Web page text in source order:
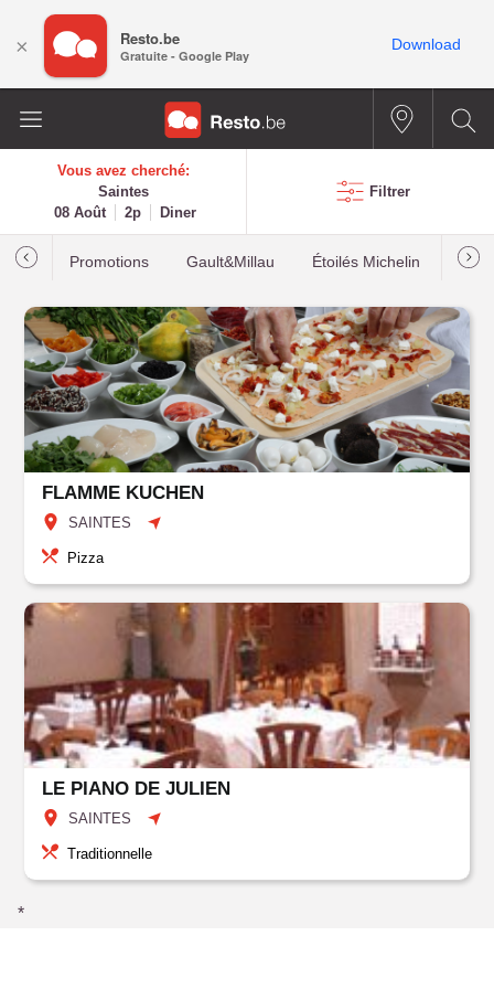
Vous avez cherché:
Saintes
08 Août
2p Diner
Filtrer
Promotions Gault&Millau Étoilés Michelin Les
FLAMME KUCHEN
SAINTES
Pizza
LE PIANO DE JULIEN
SAINTES
Traditionnelle
*
× Resto.be
Gratuite - Google Play
Download